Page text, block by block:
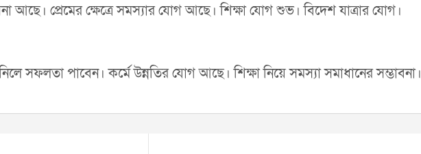
আছে। প্রেমের ক্ষেত্রে সমস্যার যোগ আছে। শিক্ষা যোগ শুভ। বিদেশ যাত্রার যোগ।
সফলতা পাবেন। কর্মে উন্নতির যোগ আছে। শিক্ষা নিয়ে সমস্যা সমাধানের সম্ভাবনা।